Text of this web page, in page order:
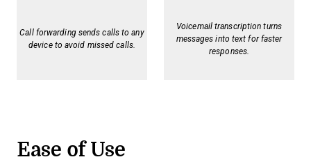
Call forwarding sends calls to any
device to avoid missed calls.
Voicemail transcription turns
messages into text for faster
responses.
Ease of Use